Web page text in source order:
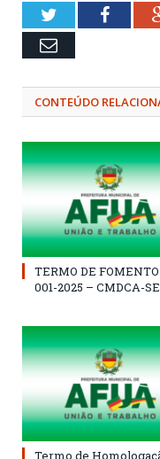
Twitter
Email
CONTEÚDO
TERMO DE
001-2025 – CMDCA-
Termo de